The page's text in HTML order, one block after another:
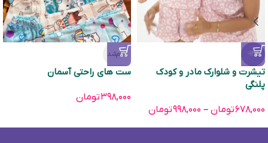
-13%
تیشرت و شلوارک مادر و کودک
پلنگی
۶۷۸,۰۰۰تومان – ۹۹۸,۰۰۰تومان
تمام‌شد
ست های راحتی آسمان
۳۹۸,۰۰۰تومان